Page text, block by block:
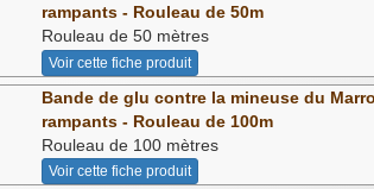
rampants - Rouleau de 50m
Rouleau de 50 mètres
Voir cette fiche produit
Bande de glu contre la mineuse du
rampants - Rouleau de 100m
Rouleau de 100 mètres
Voir cette fiche produit